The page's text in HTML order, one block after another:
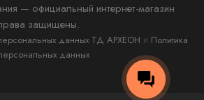
— официальный интернет-магазин
защищены.
данных ТД АРХЕОН и Политика
данных